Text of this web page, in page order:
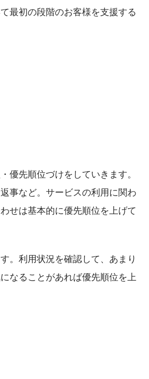
最初の段階のお客様を支援する
優先順位づけをしていきます。
事など。サービスの利用に関わ
せは基本的に優先順位を上げて
。利用状況を確認して、あまり
なることがあれば優先順位を上